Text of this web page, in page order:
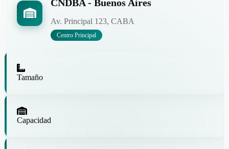
CNDBA - Buenos Aires
Av. Principal 123, CABA
Centro Principal
Tamaño
Capacidad